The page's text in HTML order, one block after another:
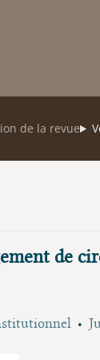
de la revue
de